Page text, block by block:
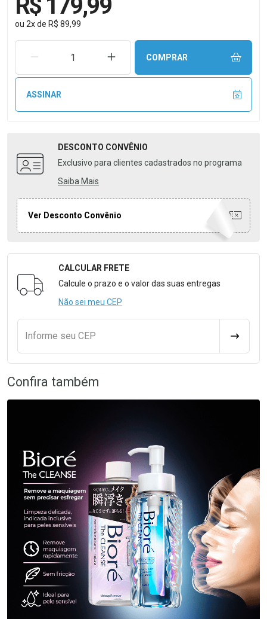
R$ 179,99
ou 2xde R$ 89,99
REMOVER UMA UNIDADEAUMENTAR UMA UNIDADE
COMPRAR
ASSINAR
DESCONTO CONVÊNIO
Exclusivo para clientes cadastrados no programa
Saiba Mais
Ver Desconto Convênio
Formulário para Calcular o Frete
CALCULAR FRETE
Calcule o prazo e o valor das suas entregas
Não sei meu CEP
Informe seu CEP
Confira também